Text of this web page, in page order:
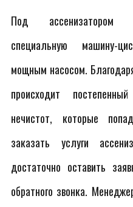
Под ассенизатором
специальную машину-
мощным насосом.
происходит
нечистот, которые
заказать услуги
достаточно оставить
обратного звонка.